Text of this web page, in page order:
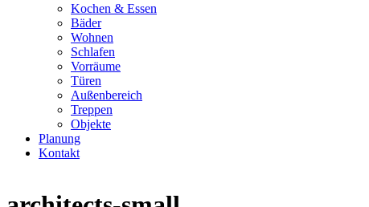
Kochen & Essen
Bäder
Wohnen
Schlafen
Vorräume
Türen
Außenbereich
Treppen
Objekte
Planung
Kontakt